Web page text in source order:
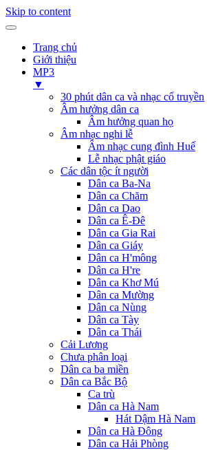
Skip to content
Trang chủ
Giới thiệu
MP3
▼
30 phút dân ca và nhạc cổ truyền
Âm hưởng dân ca
Âm hưởng quan họ
Âm nhạc nghi lễ
Âm nhạc cung đình Huế
Lễ nhạc phật giáo
Các dân tộc ít người
Dân ca Ba-Na
Dân ca Chăm
Dân ca Dao
Dân ca Ê-Đê
Dân ca Gia Rai
Dân ca Giáy
Dân ca H'mông
Dân ca H're
Dân ca Khơ Mú
Dân ca Mường
Dân ca Nùng
Dân ca Tày
Dân ca Thái
Cải Lương
Chưa phân loại
Dân ca ba miền
Dân ca Bắc Bộ
Ca trù
Dân ca Hà Nam
Hát Dậm Hà Nam
Dân ca Hà Đông
Dân ca Hải Phòng